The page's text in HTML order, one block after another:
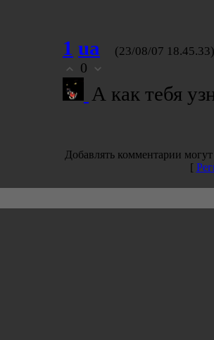
1 ua (23/08/07 18.45.33)
0
А как тебя
Добавлять комментарии
[